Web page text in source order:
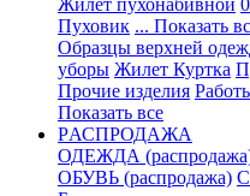
Жилет пухонабивной
Пуховик ... Показать
Образцы верхней
уборы Жилет Куртка
Прочие изделия
Показать все
PАСПРОДАЖА
ОДЕЖДА
ОБУВЬ (распродажа)